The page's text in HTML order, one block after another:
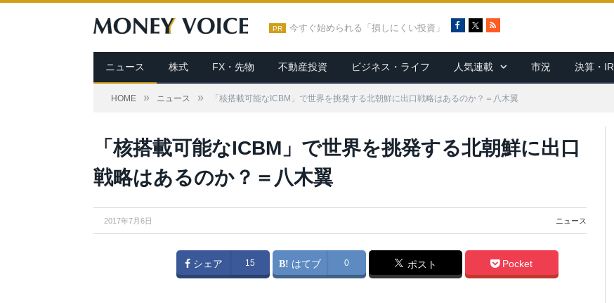
PR 今すぐ始められる「損しにくい投資」
c
e
b
o
R
S
ニュース 株式 FX・先物 不動産投資 ビジネス・ライフ 人気連載 市況 決算・IR
HOME » ニュース » 「核搭載可能なICBM」で世界を挑発する北朝鮮に出口戦略はあるのか？＝八木翼
「核搭載可能なICBM」で世界を挑発する北朝鮮に出口
戦略はあるのか？＝八木翼
2017年7月6日 ニュース
シェア 15 はてブ 0 ポスト Pocket